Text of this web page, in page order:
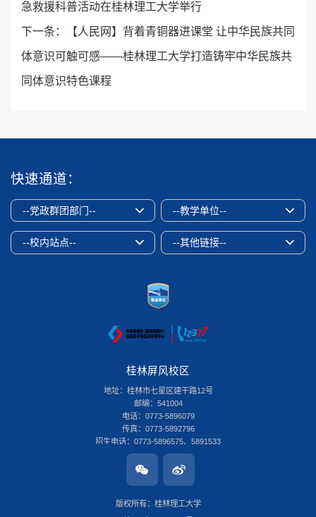
急救援科普活动在桂林理工大学举行
下一条： 【人民网】背着青铜器进课堂 让中华民族共同
体意识可触可感——桂林理工大学打造铸牢中华民族共
同体意识特色课程
快速通道：
--党政群团部门-- --教学单位--
--校内站点-- --其他链接--
桂林屏风校区
地址：桂林市七星区建干路12号
邮编：541004
电话：0773-5896079
传真：0773-5892796
招生电话：0773-5896575、5891533
桂林雁山校区
地址：桂林市雁山区雁山街319号
电话：0773-3696580
版权所有：桂林理工大学